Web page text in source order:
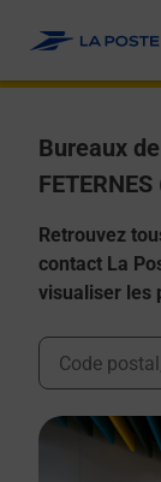
Bureaux
Retrouvez
contact La
visualiser les
Ville,